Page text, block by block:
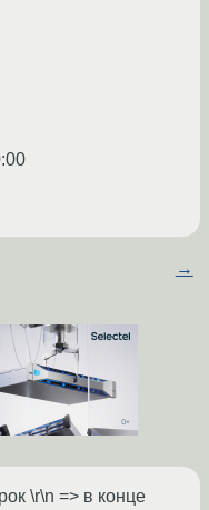
→
\r\n => в конце